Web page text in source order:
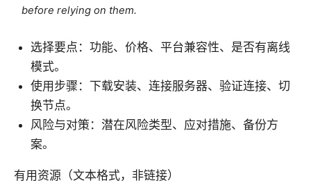
before relying on them.
选择要点：功能、价格、平台兼容性、是否有离线
模式。
使用步骤：下载安装、连接服务器、验证连接、切
换节点。
风险与对策：潜在风险类型、应对措施、备份方
案。
有用资源（文本格式，非链接）